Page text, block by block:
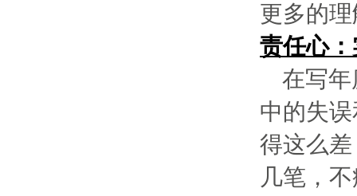
更多的
责任心
在写
中的失
得这么
几笔，